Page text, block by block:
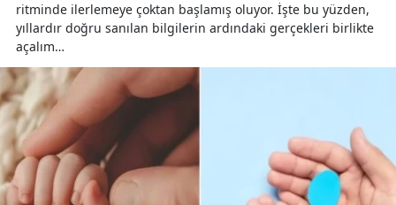
ritminde ilerlemeye çoktan başlamış oluyor. İşte bu yüzden,
yıllardır doğru sanılan bilgilerin ardındaki gerçekleri birlikte
açalım…